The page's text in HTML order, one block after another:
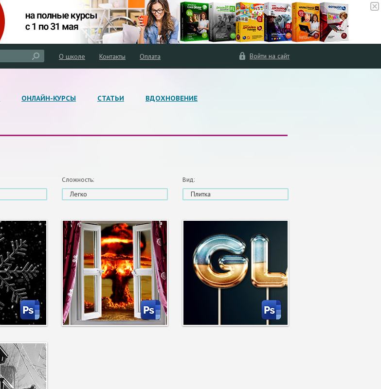
Войти на сайт
О школе Контакты Оплата
ОНЛАЙН-КУРСЫ СТАТЬИ ВДОХНОВЕНИЕ
Сложность:
Легко
Вид:
Плитка